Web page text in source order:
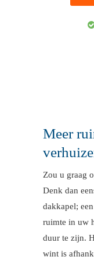
Meer
Zou u graag
Denk dan
dakkapel;
ruimte in uw
duur te zijn.
wint is